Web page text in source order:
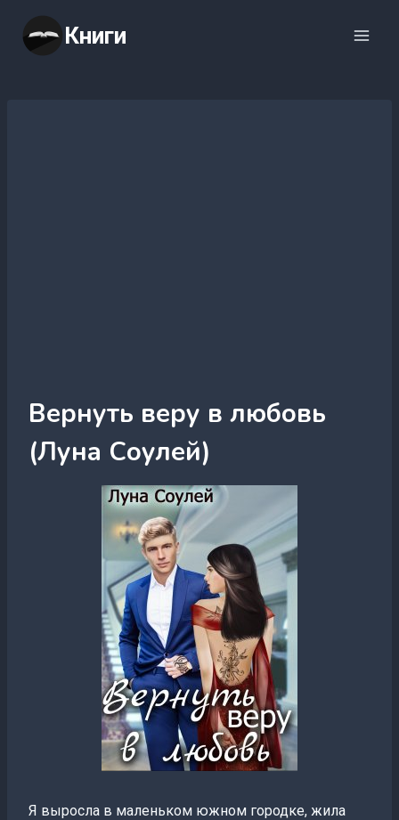
содержимому
Книги
Вернуть веру в любовь
(Луна Соулей)
Я выросла в маленьком южном городке, жила